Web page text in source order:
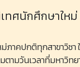
ศนักศึกษาให
ภาคปกติทุกสาขาวิช
ตามวันเวลาที่มหาวิท